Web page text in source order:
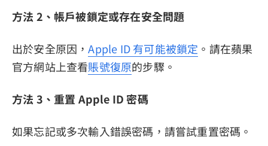
方法 2、帳戶被鎖定或存在安全問題
出於安全原因，Apple ID 有可能被鎖定 。請在蘋果
官方網站上查看賬號復原的步驟。
方法 3、重置 Apple ID 密碼
如果忘記或多次輸入錯誤密碼，請嘗試重置密碼。